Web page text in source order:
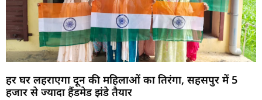
हर घर लहराएगा दून की महिलाओं का तिरंगा, सहसपुर में 5
हजार से ज्यादा हैंडमेड झंडे तैयार